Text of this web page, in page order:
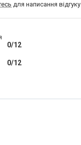
для написання відгуку
0/12
0/12